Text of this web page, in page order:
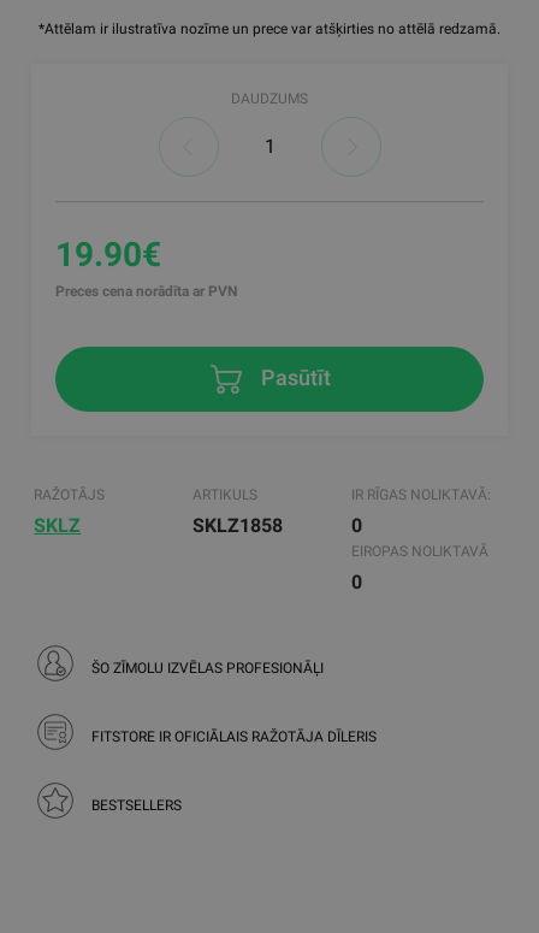
*Attēlam ir ilustratīva nozīme un prece var atšķirties no attēlā redzamā.
DAUDZUMS
19.90€
Preces cena norādīta ar PVN
Pasūtīt
RAŽOTĀJS
SKLZ
ARTIKULS
SKLZ1858
IR RĪGAS NOLIKTAVĀ:
0
EIROPAS NOLIKTAVĀ
0
ŠO ZĪMOLU IZVĒLAS PROFESIONĀĻI
FITSTORE IR OFICIĀLAIS RAŽOTĀJA DĪLERIS
BESTSELLERS